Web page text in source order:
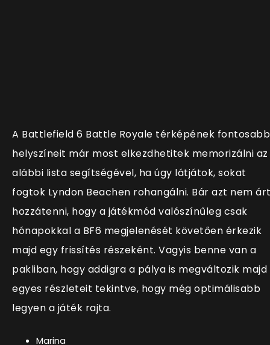
A Battlefield 6 Battle Royale térképének fontosabb
helyszíneit már most elkezdhetitek memorizálni az
alábbi lista segítségével, ha úgy látjátok, sokat
fogtok Lyndon Beachen rohangálni. Bár azt nem
hozzátenni, hogy a játékmód valószínűleg csak
hónapokkal a BF6 megjelenését követően érkezik
majd egy frissítés részeként. Vagyis benne van a
pakliban, hogy addigra a pálya is megváltozik majd
egyes részleteit tekintve, hogy még optimálisabb
legyen a játék rajta.
Marina